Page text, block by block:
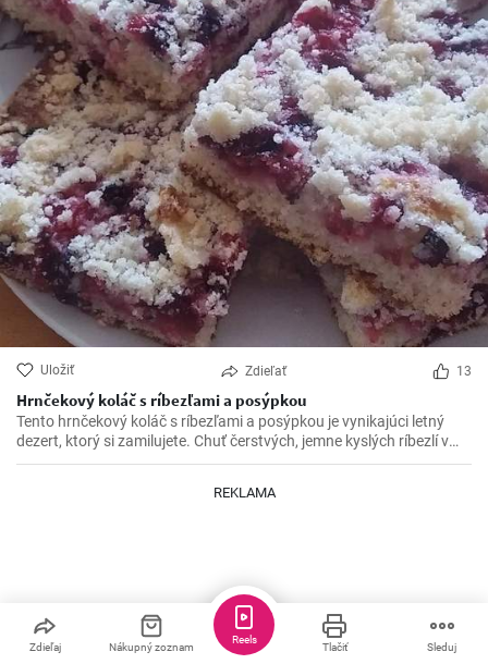
Uložiť Zdieľať 13
Hrnčekový koláč s ríbezľami a posýpkou
Tento hrnčekový koláč s ríbezľami a posýpkou je vynikajúci letný
dezert, ktorý si zamilujete. Chuť čerstvých, jemne kyslých ríbezlí v
kombinácii so sladkou posýpkou robí z tohto koláča perfektný záver
REKLAMA
Zdieľaj Nákupný zoznam Tlačiť Sleduj
Reels